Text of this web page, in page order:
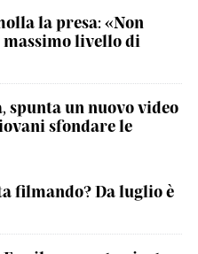
la presa: «Non
livello di
spunta un nuovo video
sfondare le
filmando? Da luglio è